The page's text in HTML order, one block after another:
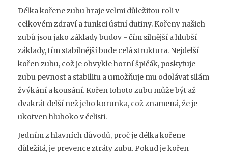
Délka kořene zubu hraje velmi důležitou roli v
celkovém zdraví a funkci ústní dutiny. Kořeny našich
zubů jsou jako základy budov - čím silnější a hlubší
základy, tím stabilnější bude celá struktura. Nejdelší
kořen zubu, což je obvykle horní špičák, poskytuje
zubu pevnost a stabilitu a umožňuje mu odolávat silám
žvýkání a kousání. Kořen tohoto zubu může být až
dvakrát delší než jeho korunka, což znamená, že je
ukotven hluboko v čelisti.
Jedním z hlavních důvodů, proč je délka kořene
důležitá, je prevence ztráty zubu. Pokud je kořen